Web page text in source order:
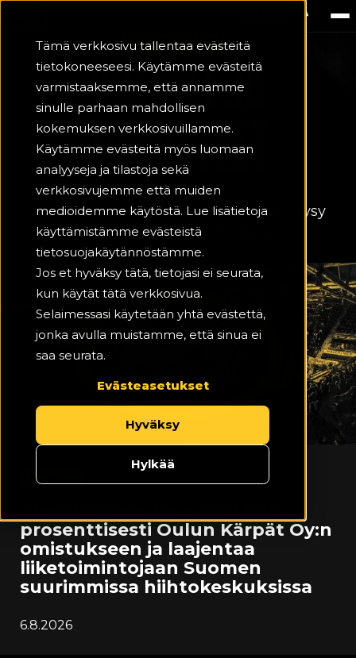
Tämä verkkosivu tallentaa evästeitä
tietokoneeseesi. Käytämme evästeitä
varmistaaksemme, että annamme
sinulle parhaan mahdollisen
kokemuksen verkkosivuillamme.
Käytämme evästeitä myös luomaan
analyyseja ja tilastoja sekä
verkkosivujemme että muiden
medioidemme käytöstä. Lue lisätietoja
käyttämistämme evästeistä
tietosuojakäytännöstämme.
Jos et hyväksy tätä, tietojasi ei seurata,
kun käytät tätä verkkosivua.
Selaimessasi käytetään yhtä evästettä,
jonka avulla muistamme, että sinua ei
saa seurata.
Evästeasetukset
Hyväksy
Hylkää
OULUN KÄRPÄT
UUTISET JA
TIEDOTTEET
Tuoreimmat uutiset ja kuulumiset – pysy
mukana Kärppien matkassa.
TIEDOTE
prosenttisesti Oulun Kärpät Oy:n
omistukseen ja laajentaa
liiketoimintojaan Suomen
suurimmissa hiihtokeskuksissa
6.8.2026